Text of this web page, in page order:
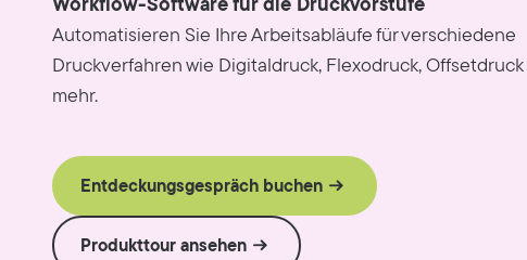
Automatisieren Sie Ihre Arbeitsabläufe für verschiedene
Druckverfahren wie Digitaldruck, Flexodruck,
mehr.
Entdeckungsgespräch buchen
Produkttour ansehen